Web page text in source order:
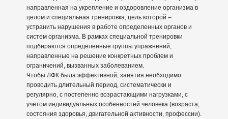
направленная на укрепление и оздоровление организма в
целом и специальная тренировка, цель которой –
устранить нарушения в работе определенных органов и
систем организма. В рамках специальной тренировки
подбираются определенные группы упражнений,
направленные на решение конкретных проблем и
ограничений, вызванных заболеванием.
Чтобы ЛФК была эффективной, занятия необходимо
проводить длительный период, систематически и
регулярно, с постепенно возрастающими нагрузками, с
учетом индивидуальных особенностей человека (возраста,
состояния здоровья, двигательной активности, профессии).